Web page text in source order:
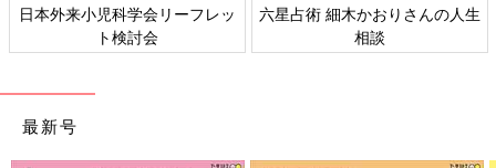
日本外来小児科学会リーフレッ
ト検討会
六星占術 細木かおりさんの人生
相談
最新号